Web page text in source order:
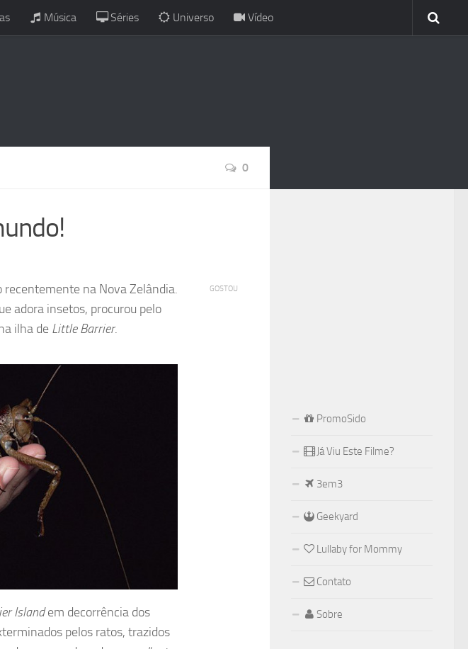
Música Séries Universo Vídeo
0
na Nova Zelândia.
adora insetos, procurou pelo
ilha de Little Barrier.
Islandem decorrência dos
pelos ratos, trazidos
GOSTOU
PromoSido
Já Viu Este Filme?
3em3
Geekyard
Lullaby for Mommy
Contato
Sobre